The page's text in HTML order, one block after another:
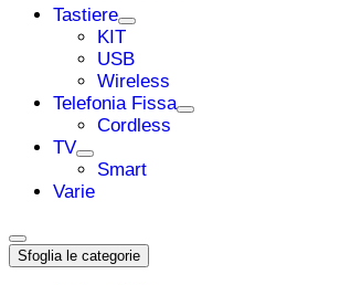
Tastiere
KIT
USB
Wireless
Telefonia Fissa
Cordless
TV
Smart
Varie
Sfoglia le categorie